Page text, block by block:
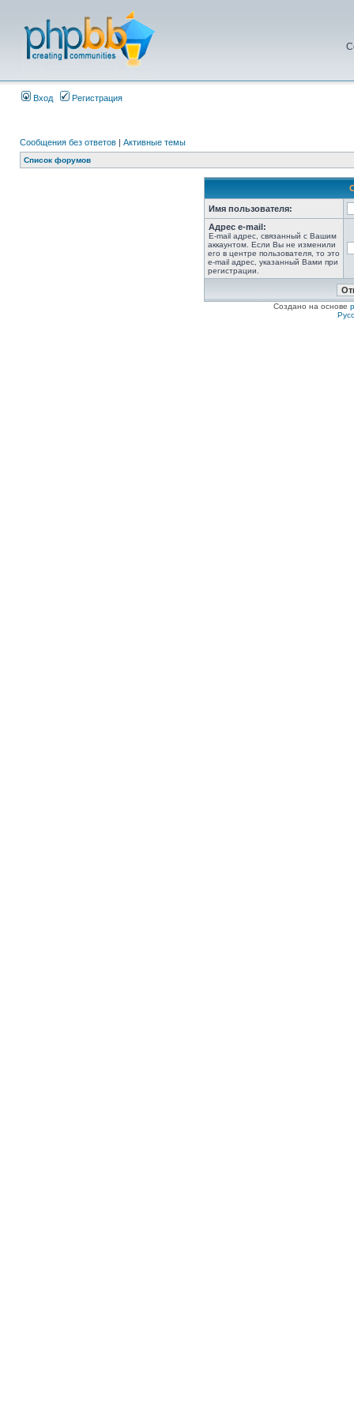
Вход Регистрация
Сообщения без ответов | Активные темы
Список форумов
Имя пользователя:
Адрес e-mail:
E-mail адрес, связанный с Вашим
аккаунтом. Если Вы не изменили
его в центре пользователя, то это
e-mail адрес, указанный Вами при
регистрации.
Создано на основе